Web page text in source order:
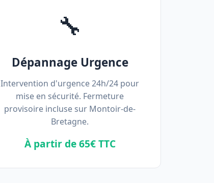
🔧
Dépannage Urgence
Intervention d'urgence 24h/24 pour
mise en sécurité. Fermeture
provisoire incluse sur Montoir-de-
Bretagne.
À partir de 65€ TTC